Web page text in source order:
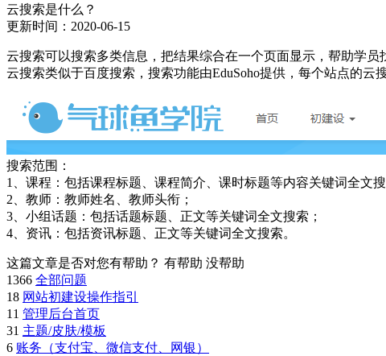
云搜索是什么？
更新时间：2020-06-15
云搜索可以搜索多类信息，把结果综合在一个页面显示，帮助学员
云搜索类似于百度搜索，搜索功能由EduSoho提供，每个站点的云
搜索范围：
1、课程：包括课程标题、课程简介、课时标题等内容关键词全文搜
2、教师：教师姓名、教师头衔；
3、小组话题：包括话题标题、正文等关键词全文搜索；
4、资讯：包括资讯标题、正文等关键词全文搜索。
这篇文章是否对您有帮助？ 有帮助 没帮助
1366 全部问题
18 网站初建设操作指引
11 管理后台首页
31 主题/皮肤/模板
6 账务（支付宝、微信支付、网银）